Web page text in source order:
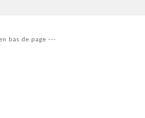
bas de page ---